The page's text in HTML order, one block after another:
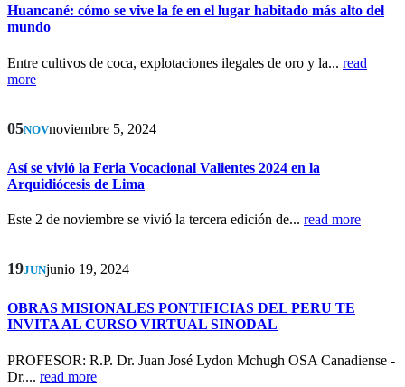
Huancané: cómo se vive la fe en el lugar habitado más alto del
mundo
Entre cultivos de coca, explotaciones ilegales de oro y la... read
more
05NOVnoviembre 5, 2024
Así se vivió la Feria Vocacional Valientes 2024 en la
Arquidiócesis de Lima
Este 2 de noviembre se vivió la tercera edición de... read more
19JUNjunio 19, 2024
OBRAS MISIONALES PONTIFICIAS DEL PERU TE
INVITA AL CURSO VIRTUAL SINODAL
PROFESOR: R.P. Dr. Juan José Lydon Mchugh OSA Canadiense -
Dr.... read more